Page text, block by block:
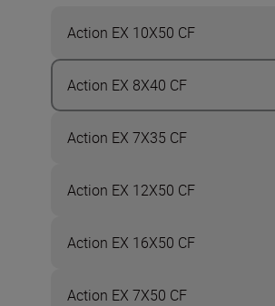
Action EX 10X50 CF
Action EX 8X40 CF
Action EX 7X35 CF
Action EX 12X50 CF
Action EX 16X50 CF
Action EX 7X50 CF